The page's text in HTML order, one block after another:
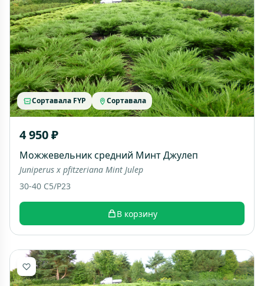
Сортавала FYP Сортавала
4 950 ₽
Можжевельник средний Минт Джулеп
Juniperus x pfitzeriana Mint Julep
30-40 C5/P23
В корзину